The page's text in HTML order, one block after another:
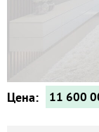
Цена: 11 600